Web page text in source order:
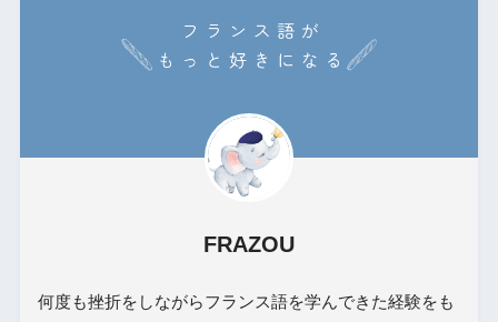
FRAZOU
何度も挫折をしながらフランス語を学んできた経験をも